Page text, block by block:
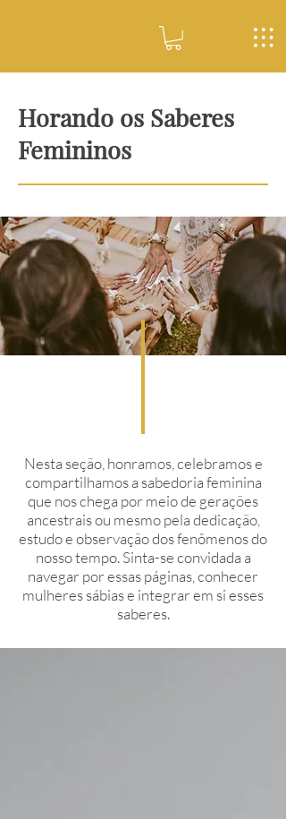
Horando os Saberes
Femininos
Nesta seção, honramos, celebramos e
compartilhamos a sabedoria feminina
que nos chega por meio de gerações
ancestrais ou mesmo pela dedicação,
estudo e observação dos fenômenos do
nosso tempo. Sinta-se convidada a
navegar por essas páginas, conhecer
mulheres sábias e integrar em si esses
saberes.